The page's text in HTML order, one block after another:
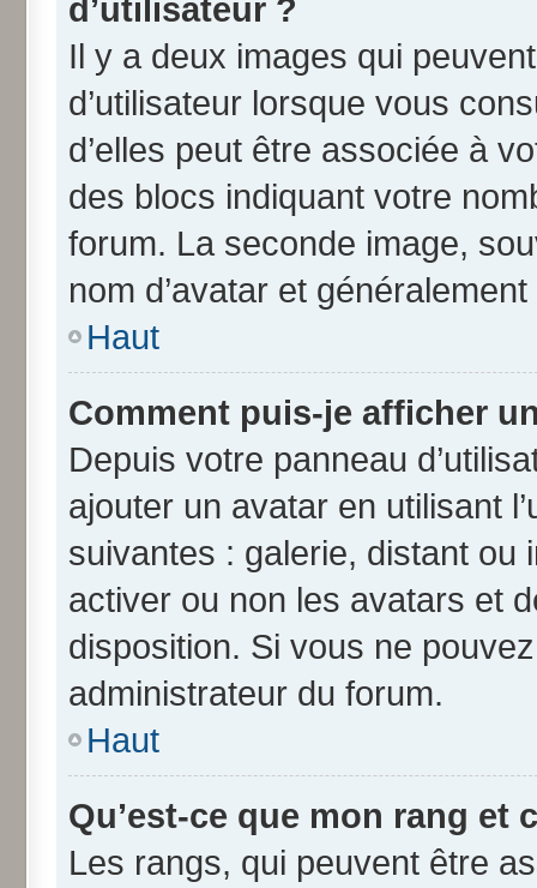
d’utilisateur ?
Il y a deux images qui
d’utilisateur lorsque vous
d’elles peut être associée à
des blocs indiquant votre
forum. La seconde image,
nom d’avatar et
Haut
Comment puis-je afficher
Depuis votre panneau
ajouter un avatar en utilisant
suivantes : galerie, distant ou
activer ou non les avatars et
disposition. Si vous ne
administrateur du forum.
Haut
Qu’est-ce que mon rang et
Les rangs, qui peuvent être